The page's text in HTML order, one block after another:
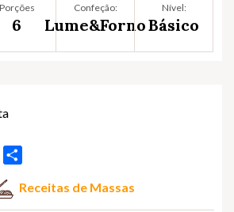
Porções
6
Confeção:
Lume&Forno
Nível:
Básico
Email
Receitas de Massas